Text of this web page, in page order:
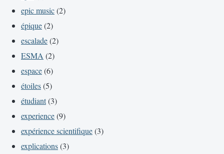
epic music(2)
épique(2)
escalade(2)
ESMA (2)
espace(6)
étoiles(5)
étudiant(3)
experience(9)
expérience scientifique(3)
explications(3)